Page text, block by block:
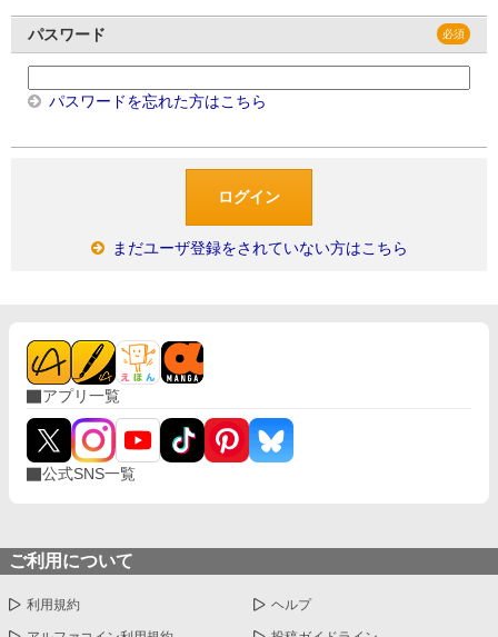
パスワード
パスワードを忘れた方はこちら
まだユーザ登録をされていない方はこちら
アプリ一覧
公式SNS一覧
ご利用について
利用規約 ヘルプ